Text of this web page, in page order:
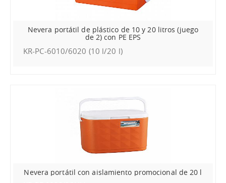
Nevera portátil de plástico de 10 y 20 litros (juego
de 2) con PE EPS
KR-PC-6010/6020 (10 l/20 l)
Nevera portátil con aislamiento promocional de 20 l